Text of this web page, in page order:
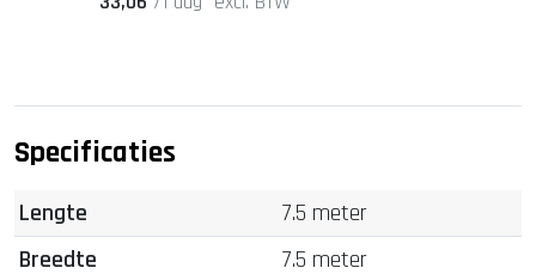
Specificaties
Lengte
7.5 meter
Breedte
7.5 meter